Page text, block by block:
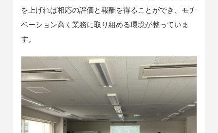
を上げれば相応の評価と報酬を得ることができ、モチ
ベーション高く業務に取り組める環境が整っていま
す。